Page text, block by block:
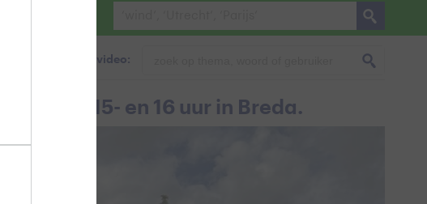
Zoeken in foto & video:
tussen 15- en 16 uur in Breda.